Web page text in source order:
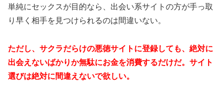
単純にセックスが目的なら、出会い系サイトの方が手っ取
り早く相手を見つけられるのは間違いない。
ただし、サクラだらけの悪徳サイトに登録しても、絶対に
出会えないばかりか無駄にお金を消費するだけだ。サイト
選びは絶対に間違えないで欲しい。